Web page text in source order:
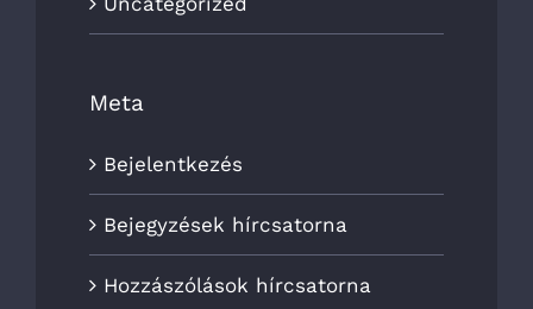
Meta
Bejelentkezés
Bejegyzések hírcsatorna
Hozzászólások hírcsatorna